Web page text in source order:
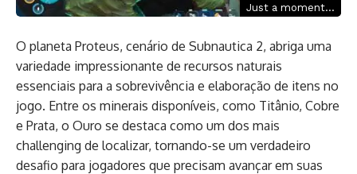
Just a moment...
O planeta Proteus, cenário de Subnautica 2, abriga uma
variedade impressionante de recursos naturais
essenciais para a sobrevivência e elaboração de itens no
jogo. Entre os minerais disponíveis, como Titânio, Cobre
e Prata, o Ouro se destaca como um dos mais
challenging de localizar, tornando-se um verdadeiro
desafio para jogadores que precisam avançar em suas